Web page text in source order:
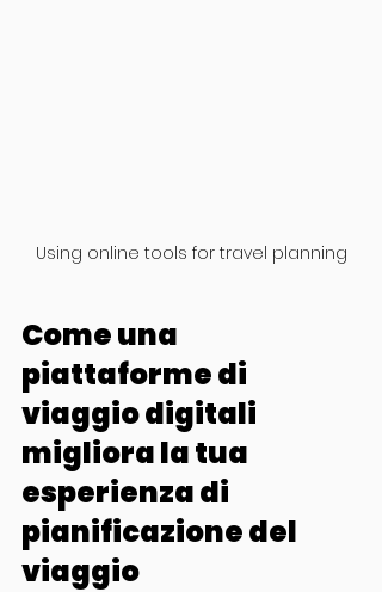
Using online tools for travel planning
Come una
piattaforme di
viaggio digitali
migliora la tua
esperienza di
pianificazione del
viaggio